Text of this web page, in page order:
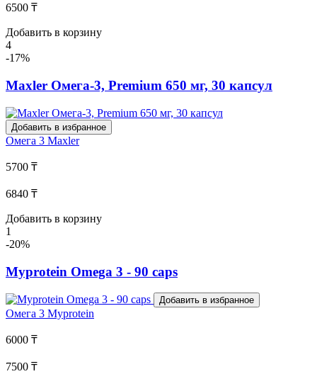
6500 ₸
Добавить в корзину
4
-17%
Maxler Омега-3, Premium 650 мг, 30 капсул
Добавить в избранное
Омега 3 Maxler
5700 ₸
6840 ₸
Добавить в корзину
1
-20%
Myprotein Omega 3 - 90 caps
Добавить в избранное
Омега 3 Myprotein
6000 ₸
7500 ₸